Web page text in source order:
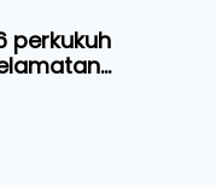
perkukuh
pacu